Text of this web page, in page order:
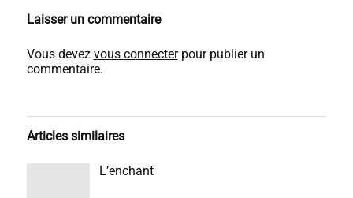
Laisser un commentaire
Vous devez vous connecterpour publier un
commentaire.
Articles similaires
L’enchant